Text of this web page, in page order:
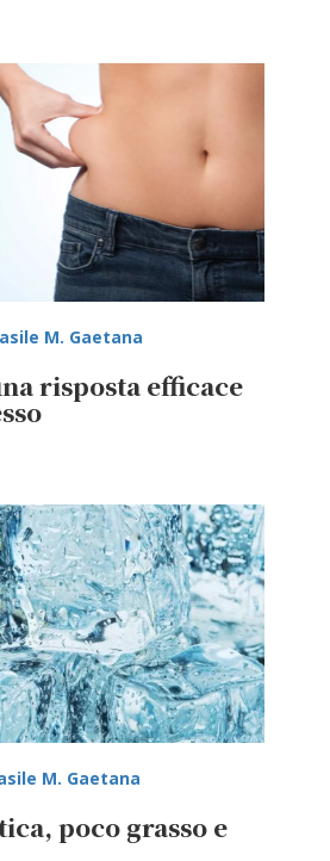
M. Gaetana
risposta efficace
M. Gaetana
poco grasso e